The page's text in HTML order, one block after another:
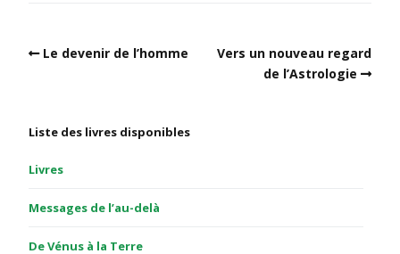
Le devenir de l’homme
Vers un nouveau regard
de l’Astrologie
Liste des livres disponibles
Livres
Messages de l’au-delà
De Vénus à la Terre